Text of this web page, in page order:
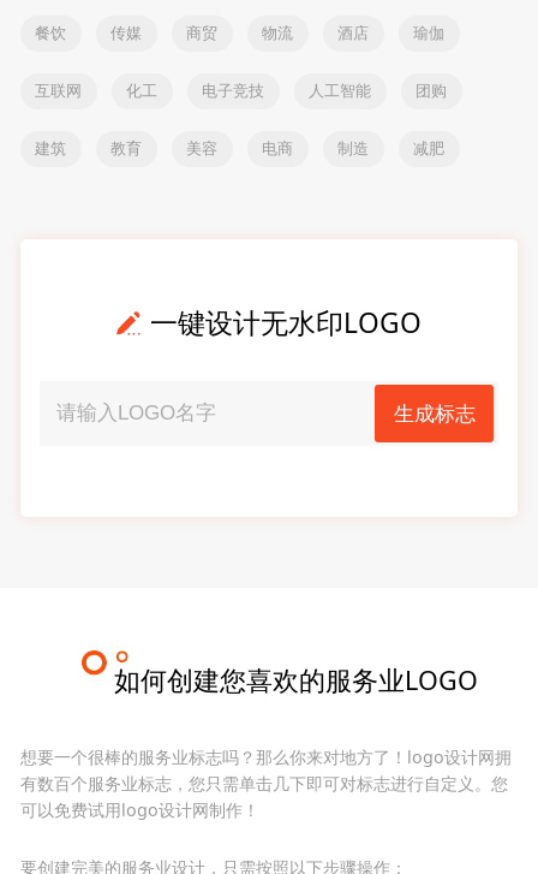
餐饮 传媒 商贸 物流 酒店 瑜伽
互联网 化工 电子竞技 人工智能 团购
建筑 教育 美容 电商 制造 减肥
一键设计无水印LOGO
生成标志
如何创建您喜欢的服务业LOGO
想要一个很棒的服务业标志吗？那么你来对地方了！logo设计网拥
有数百个服务业标志，您只需单击几下即可对标志进行自定义。您
可以免费试用logo设计网制作！
要创建完美的服务业设计，只需按照以下步骤操作：